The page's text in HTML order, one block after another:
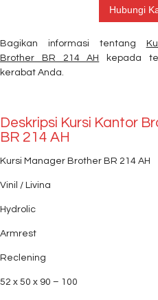
Hubungi
Bagikan informasi tentang
Brother BR 214 AH
kepada
kerabat Anda.
Deskripsi Kursi Kantor
BR 214 AH
Kursi Manager Brother BR 214 AH
Vinil / Livina
Hydrolic
Armrest
Reclening
52 x 50 x 90 – 100